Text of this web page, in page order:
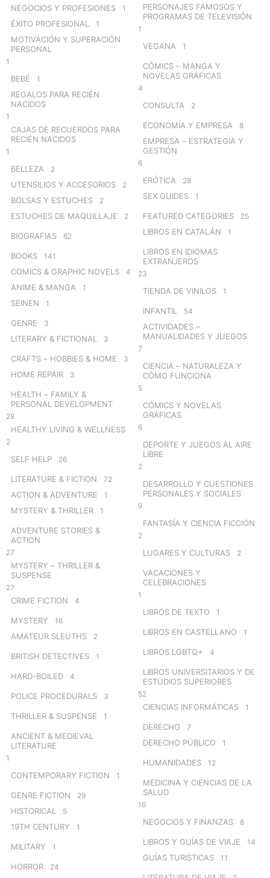
NEGOCIOS Y PROFESIONES 1
ÉXITO PROFESIONAL 1
MOTIVACIÓN Y SUPERACIÓN
PERSONAL
1
BEBÉ 1
REGALOS PARA RECIÉN
NACIDOS
1
CAJAS DE RECUERDOS PARA
RECIÉN NACIDOS
1
BELLEZA 2
UTENSILIOS Y ACCESORIOS 2
BOLSAS Y ESTUCHES 2
ESTUCHES DE MAQUILLAJE 2
BIOGRAFIAS 62
BOOKS 141
COMICS & GRAPHIC NOVELS 4
ANIME & MANGA 1
SEINEN 1
GENRE 3
LITERARY & FICTIONAL 3
CRAFTS – HOBBIES & HOME 3
HOME REPAIR 3
HEALTH – FAMILY &
PERSONAL DEVELOPMENT
28
HEALTHY LIVING & WELLNESS
2
SELF HELP 26
LITERATURE & FICTION 72
ACTION & ADVENTURE 1
MYSTERY & THRILLER 1
ADVENTURE STORIES &
ACTION
27
MYSTERY – THRILLER &
SUSPENSE
27
CRIME FICTION 4
MYSTERY 16
AMATEUR SLEUTHS 2
BRITISH DETECTIVES 1
HARD-BOILED 4
POLICE PROCEDURALS 3
THRILLER & SUSPENSE 1
ANCIENT & MEDIEVAL
LITERATURE
1
CONTEMPORARY FICTION 1
GENRE FICTION 29
HISTORICAL 5
19TH CENTURY 1
MILITARY 1
HORROR 24
PERSONAJES FAMOSOS Y
PROGRAMAS DE TELEVISIÓN
1
VEGANA 1
CÓMICS – MANGA Y
NOVELAS GRÁFICAS
4
CONSULTA 2
ECONOMÍA Y EMPRESA 8
EMPRESA – ESTRATEGIA Y
GESTIÓN
6
ERÓTICA 28
SEX GUIDES 1
FEATURED CATEGORIES 25
LIBROS EN CATALÁN 1
LIBROS EN IDIOMAS
EXTRANJEROS
23
TIENDA DE VINILOS 1
INFANTIL 54
ACTIVIDADES –
MANUALIDADES Y JUEGOS
7
CIENCIA – NATURALEZA Y
CÓMO FUNCIONA
5
CÓMICS Y NOVELAS
GRÁFICAS
6
DEPORTE Y JUEGOS AL AIRE
LIBRE
2
DESARROLLO Y CUESTIONES
PERSONALES Y SOCIALES
9
FANTASÍA Y CIENCIA FICCIÓN
2
LUGARES Y CULTURAS 2
VACACIONES Y
CELEBRACIONES
1
LIBROS DE TEXTO 1
LIBROS EN CASTELLANO 1
LIBROS LGBTQ+ 4
LIBROS UNIVERSITARIOS Y DE
ESTUDIOS SUPERIORES
52
CIENCIAS INFORMÁTICAS 1
DERECHO 7
DERECHO PÚBLICO 1
HUMANIDADES 12
MEDICINA Y CIENCIAS DE LA
SALUD
16
NEGOCIOS Y FINANZAS 8
LIBROS Y GUÍAS DE VIAJE 14
GUÍAS TURISTICAS 11